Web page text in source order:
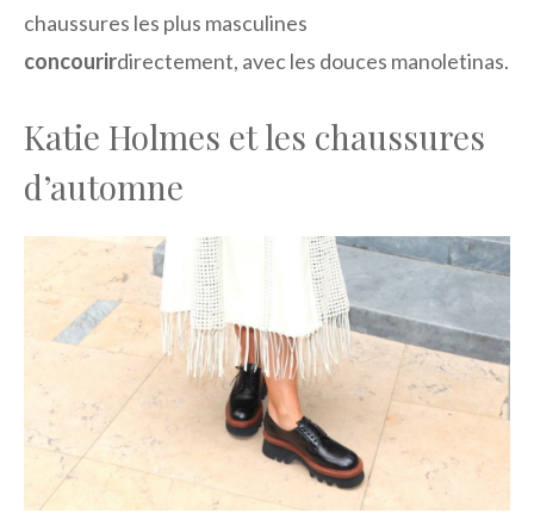
chaussures les plus masculines
concourirdirectement, avec les douces manoletinas.
Katie Holmes et les chaussures
d’automne